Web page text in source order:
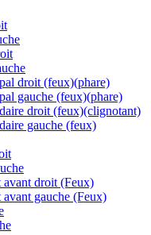
droit (feux)(phare)
gauche (feux)(phare)
droit (feux)(clignotant)
gauche (feux)
avant droit (Feux)
gauche (Feux)